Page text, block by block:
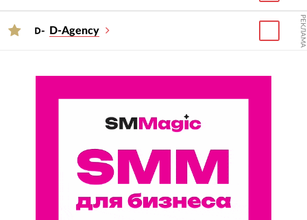
D-Agency РЕКЛАМА